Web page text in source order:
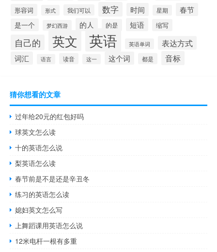
形容词
形式 我们可以 数字 时间 星期 春节
是一个 梦幻西游 的人 的是 短语 缩写
自己的 英文 英语 英语单词 表达方式
词汇 语言 读音 这一 这个词 都是 音标
猜你想看的文章
过年给20元的红包好吗
球英文怎么读
十的英语怎么说
梨英语怎么读
春节前是不是还是辛丑冬
练习的英语怎么读
媳妇英文怎么写
上舞蹈课用英语怎么说
12米电杆一根有多重